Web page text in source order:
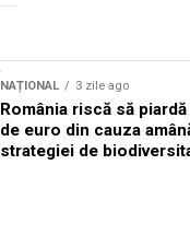
NAȚIONAL 3 zile ago
România riscă să
de euro din cauza
strategiei de